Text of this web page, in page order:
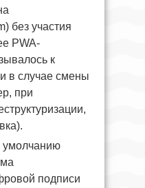
без участия
PWA-
к
в случае смены
при
умолчанию
подписи